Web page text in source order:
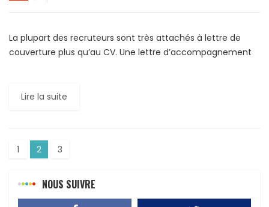
La plupart des recruteurs sont très attachés à lettre de
couverture plus qu’au CV. Une lettre d’accompagnement
Lire la suite
1 2 3
NOUS SUIVRE